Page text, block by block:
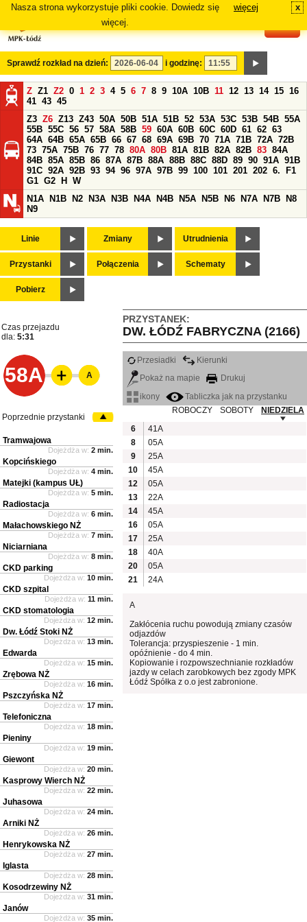
Nasza strona wykorzystuje pliki cookie. Dowiedz się
więcej.
więcej x
Sprawdź rozkład na dzień: i godzinę:
Z Z1 Z2 0 1 2 3 4 5 6 7 8 9 10A 10B 11 12 13 14 15 16
41 43 45
Z3 Z6 Z13 Z43 50A 50B 51A 51B 52 53A 53C 53B 54B 55A
55B 55C 56 57 58A 58B 59 60A 60B 60C 60D 61 62 63
64A 64B 65A 65B 66 67 68 69A 69B 70 71A 71B 72A 72B
73 75A 75B 76 77 78 80A 80B 81A 81B 82A 82B 83 84A
84B 85A 85B 86 87A 87B 88A 88B 88C 88D 89 90 91A 91B
91C 92A 92B 93 94 96 97A 97B 99 100 101 201 202 6.
F1
G1 G2 H
W
N1A
N1B N2 N3A N3B N4A N4B N5A N5B N6 N7A N7B
N8
N9
Linie Zmiany Utrudnienia
Przystanki Połączenia Schematy
Pobierz
PRZYSTANEK:
DW. ŁÓDŹ FABRYCZNA (2166)
Czas przejazdu
dla: 5:31
58A
Przesiadki
Kierunki
Pokaż na mapie
Drukuj
ikony
Tabliczka jak na przystanku
ROBOCZY
SOBOTY
NIEDZIELA
6
41A
8
05A
9
25A
10
45A
12
05A
13
22A
14
45A
16
05A
17
25A
18
40A
20
05A
21
24A
A
Zakłócenia ruchu powodują zmiany czasów
odjazdów
Tolerancja: przyspieszenie - 1 min.
opóźnienie - do 4 min.
Kopiowanie i rozpowszechnianie rozkładów
jazdy w celach zarobkowych bez zgody MPK
Łódź Spółka z o.o jest zabronione.
A
Poprzednie przystanki
Tramwajowa
Dojeżdża w: 2 min.
Kopcińskiego
Dojeżdża w: 4 min.
Matejki (kampus UŁ)
Dojeżdża w: 5 min.
Radiostacja
Dojeżdża w: 6 min.
Małachowskiego NŻ
Dojeżdża w: 7 min.
Niciarniana
Dojeżdża w: 8 min.
CKD parking
Dojeżdża w: 10 min.
CKD szpital
Dojeżdża w: 11 min.
CKD stomatologia
Dojeżdża w: 12 min.
Dw. Łódź Stoki NŻ
Dojeżdża w: 13 min.
Edwarda
Dojeżdża w: 15 min.
Zrębowa NŻ
Dojeżdża w: 16 min.
Pszczyńska NŻ
Dojeżdża w: 17 min.
Telefoniczna
Dojeżdża w: 18 min.
Pieniny
Dojeżdża w: 19 min.
Giewont
Dojeżdża w: 20 min.
Kasprowy Wierch NŻ
Dojeżdża w: 22 min.
Juhasowa
Dojeżdża w: 24 min.
Arniki NŻ
Dojeżdża w: 26 min.
Henrykowska NŻ
Dojeżdża w: 27 min.
Iglasta
Dojeżdża w: 28 min.
Kosodrzewiny NŻ
Dojeżdża w: 31 min.
Janów
Dojeżdża w: 35 min.